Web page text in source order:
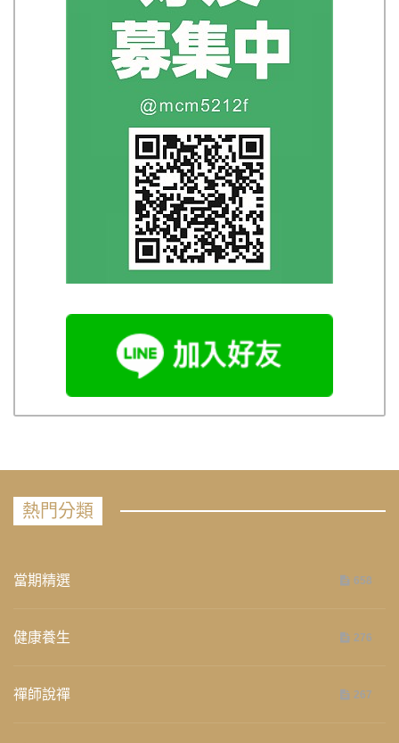
熱門分類
當期精選 658
健康養生 276
禪師說禪 267